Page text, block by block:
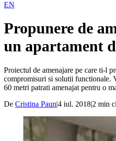
EN
Propunere de
un apartament
Proiectul de amenajare pe care ti-l
compromisuri si solutii functionale.
60 metri patrati amenajat pentru o
De Cristina Paun|4 iul. 2018|2 min